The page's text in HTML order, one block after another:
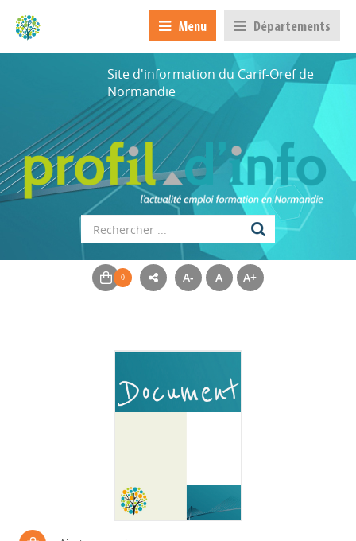
Menu Départements
Site d'information du Carif-Oref de
Normandie
A- A A+